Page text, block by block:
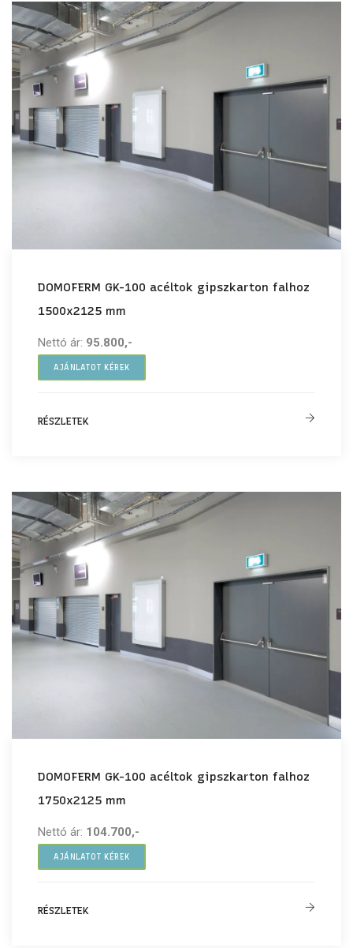
DOMOFERM GK-100 acéltok gipszkarton falhoz
1500x2125 mm
Nettó ár: 95.800,-
AJÁNLATOT KÉREK
RÉSZLETEK
DOMOFERM GK-100 acéltok gipszkarton falhoz
1750x2125 mm
Nettó ár: 104.700,-
AJÁNLATOT KÉREK
RÉSZLETEK